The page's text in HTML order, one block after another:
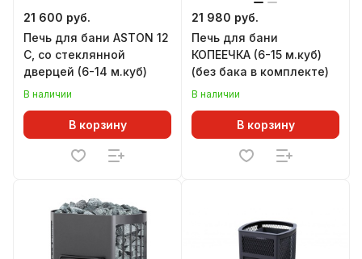
21 600 руб.
Печь для бани ASTON 12
С, со стеклянной
дверцей (6-14 м.куб)
В наличии
В корзину
21 980 руб.
Печь для бани
КОПЕЕЧКА (6-15 м.куб)
(без бака в комплекте)
В наличии
В корзину